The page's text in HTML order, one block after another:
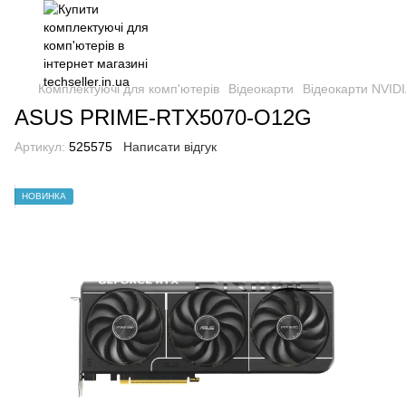
Комплектуючі для комп'ютерів Відеокарти Відеокарти
ASUS PRIME-RTX5070-O12G
Артикул: 525575 Написати відгук
НОВИНКА